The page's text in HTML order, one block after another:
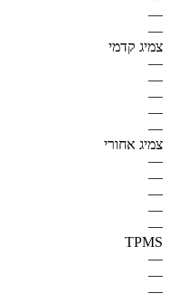
—
—
צמיג קדמי
—
—
—
—
—
צמיג אחורי
—
—
—
—
—
TPMS
—
—
—